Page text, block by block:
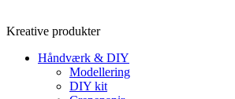
Kreative produkter
Håndværk & DIY
Modellering
DIY kit